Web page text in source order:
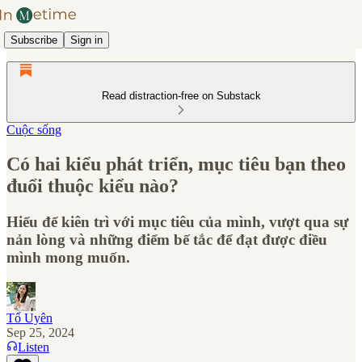
Subscribe Sign in
Read distraction-free on Substack
Cuộc sống
Có hai kiểu phát triển, mục tiêu bạn theo
đuổi thuộc kiểu nào?
Hiểu để kiên trì với mục tiêu của mình, vượt qua sự
nản lòng và những điểm bế tắc để đạt được điều
mình mong muốn.
Tố Uyên
Sep 25, 2024
Listen